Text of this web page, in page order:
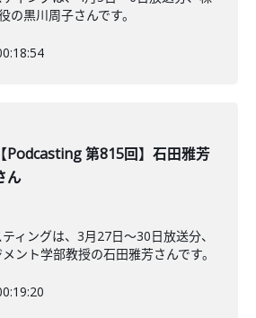
の黒川周子さんです。
【Podcasting 第815回】石田雅芳
ん
ィングは、3月27日〜30日放送分、
ント学部教授の石田雅芳さんです。